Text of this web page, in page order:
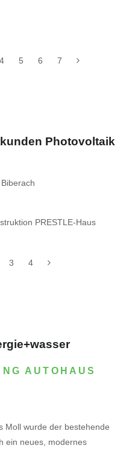
4 5 6 7
Photovoltaik
PRESTLE-Haus
3 4
AUTOHAUS
Moll wurde der bestehende
ein neues, modernes